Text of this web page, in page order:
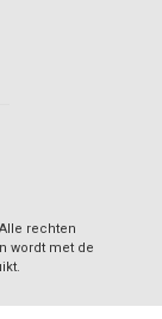
rechten
wordt met de